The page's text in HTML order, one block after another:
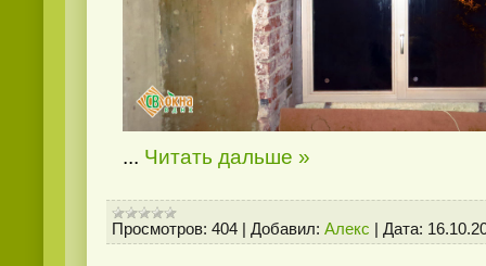
... Читать дальше »
Просмотров: 404 Добавил: Алекс Дата: